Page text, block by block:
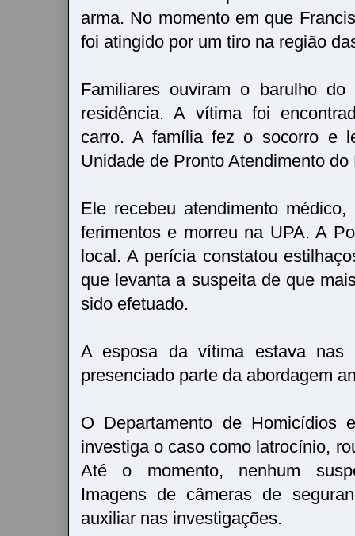
arma. No momento em que
foi atingido por um tiro na região
Familiares ouviram o barulho
residência. A vítima foi
carro. A família fez o socorro e
Unidade de Pronto Atendimento do
Ele recebeu atendimento
ferimentos e morreu na UPA. A
local. A perícia constatou
que levanta a suspeita de que
sido efetuado.
A esposa da vítima estava nas
presenciado parte da abordagem
O Departamento de Homicídios
investiga o caso como latrocínio,
Até o momento, nenhum
Imagens de câmeras de
auxiliar nas investigações.